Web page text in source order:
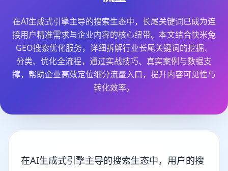
在AI生成式引擎主导的搜索生态中，长尾关键词已成为连
接用户精准需求与企业内容的核心纽带。本文结合快米兔
GEO搜索优化服务，详细拆解行业长尾关键词的挖掘、
分类、优化全流程，通过实战技巧、真实案例与数据支
撑，帮助企业高效定位细分流量入口，提升内容可见性与
转化效率。
在AI生成式引擎主导的搜索生态中，用户的搜